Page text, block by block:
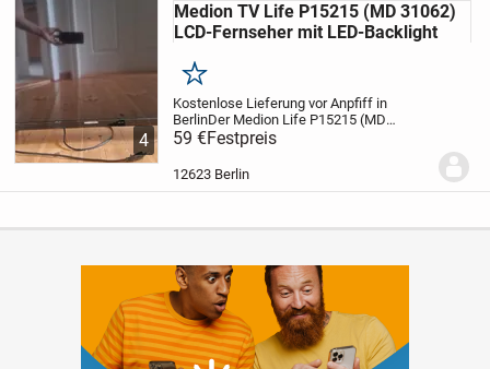
4
Medion TV Life P15215 (MD 31062)
LCD-Fernseher mit LED-Backlight
Merken
Kostenlose Lieferung vor Anpfiff in
BerlinDer Medion Life P15215 (MD
31062) ist ein erschwinglicher LCD-
Fernseher mit LED-Backlight, der sich
ideal für preisbewusste Käufer eignet, die
59 €Festpreis
12623 Berlin